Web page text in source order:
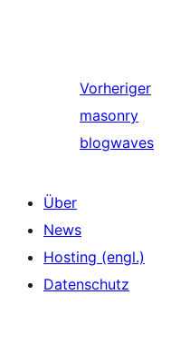
Vorheriger
masonry
blogwaves
Über
News
Hosting (engl.)
Datenschutz